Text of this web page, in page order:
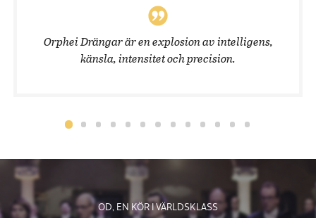
Orphei Drängar är en explosion av intelligens,
känsla, intensitet och precision.
OD, EN KÖR I VÄRLDSKLASS